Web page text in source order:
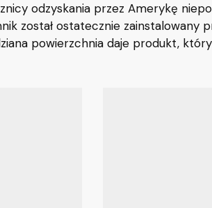
odzyskania przez Amerykę
został ostatecznie zainstalowany
powierzchnia daje produkt,